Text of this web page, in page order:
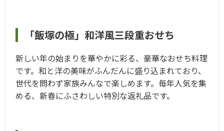
「飯塚の極」和洋風三段重おせち
新しい年の始まりを華やかに彩る、豪華なおせち料理
です。和と洋の美味がふんだんに盛り込まれており、
世代を問わず家族みんなで楽しめます。毎年人気を集
める、新春にふさわしい特別な返礼品です。